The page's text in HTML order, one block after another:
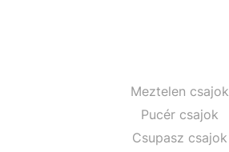
Meztelen csajok
Pucér csajok
Csupasz csajok